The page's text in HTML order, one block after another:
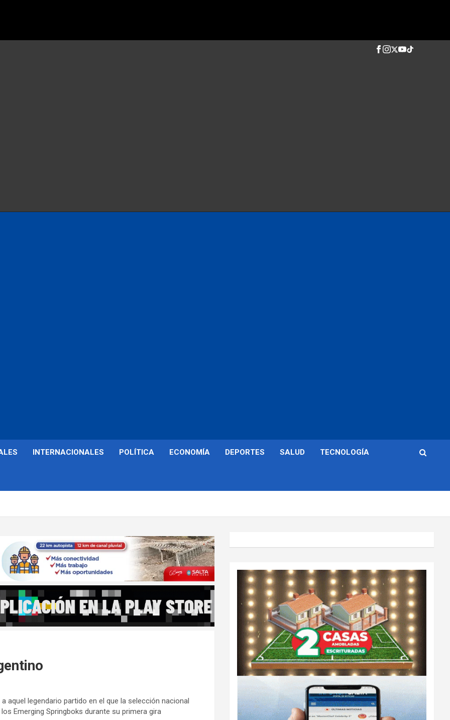
INTERNACIONALES POLÍTICA ECONOMÍA DEPORTES SALUD TECNOLOGÍA
aquel legendario partido en el que la selección nacional
Emerging Springboks durante su primera gira